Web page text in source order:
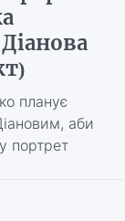
планує
аби
портрет